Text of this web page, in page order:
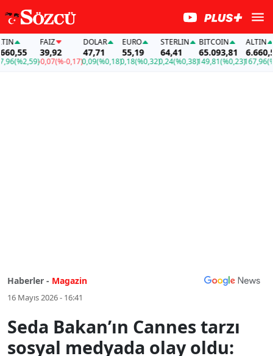
FAİZ
39,92
-0,07(%-0,17)
DOLAR
47,71
0,09(%0,18)
EURO
55,19
0,18(%0,32)
STERLIN
64,41
0,24(%0,38)
BITCOIN
65.093,81
149,81(%0,23)
ALTIN
6.660,55
167,96(%2,59)
Haberler - Magazin
16 Mayıs 2026 - 16:41
Seda Bakan’ın Cannes tarzı
sosyal medyada olay oldu: